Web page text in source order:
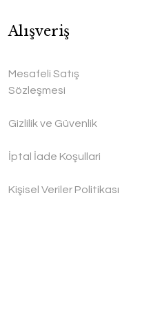
Alışveriş
Mesafeli Satış
Sözleşmesi
Gizlilik ve Güvenlik
İptal İade Koşullari
Kişisel Veriler Politikası